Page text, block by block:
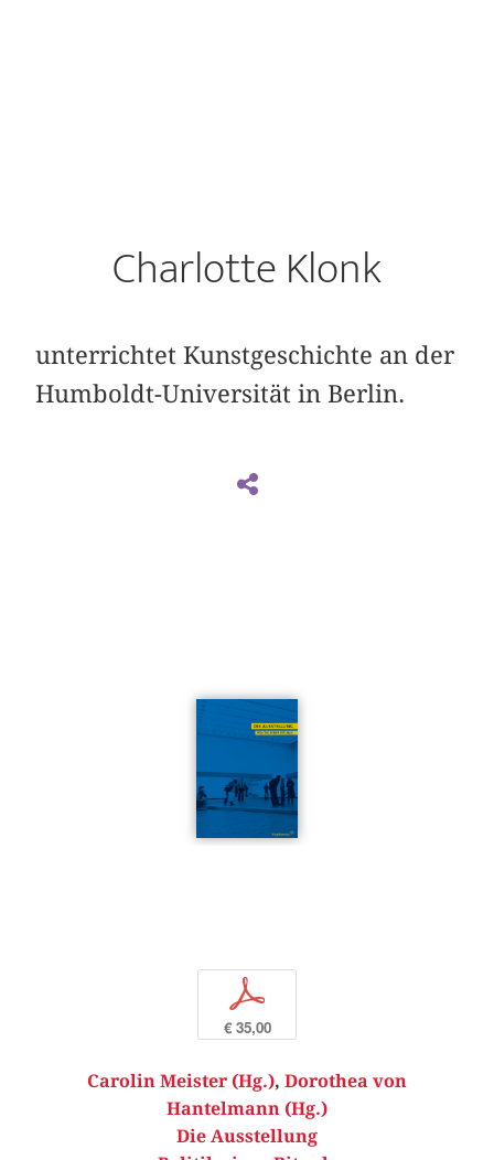
Charlotte Klonk
unterrichtet Kunstgeschichte an der
Humboldt-Universität in Berlin.
p
€ 35,00
Carolin Meister (Hg.), Dorothea von
Hantelmann (Hg.)
Die Ausstellung